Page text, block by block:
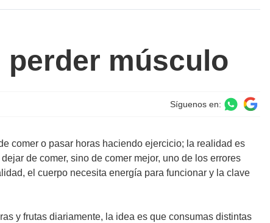
músculo
Síguenos en:
comer o pasar horas haciendo ejercicio; la realidad es
de comer, sino de comer mejor, uno de los errores
el cuerpo necesita energía para funcionar y la clave
y frutas diariamente, la idea es que consumas distintas